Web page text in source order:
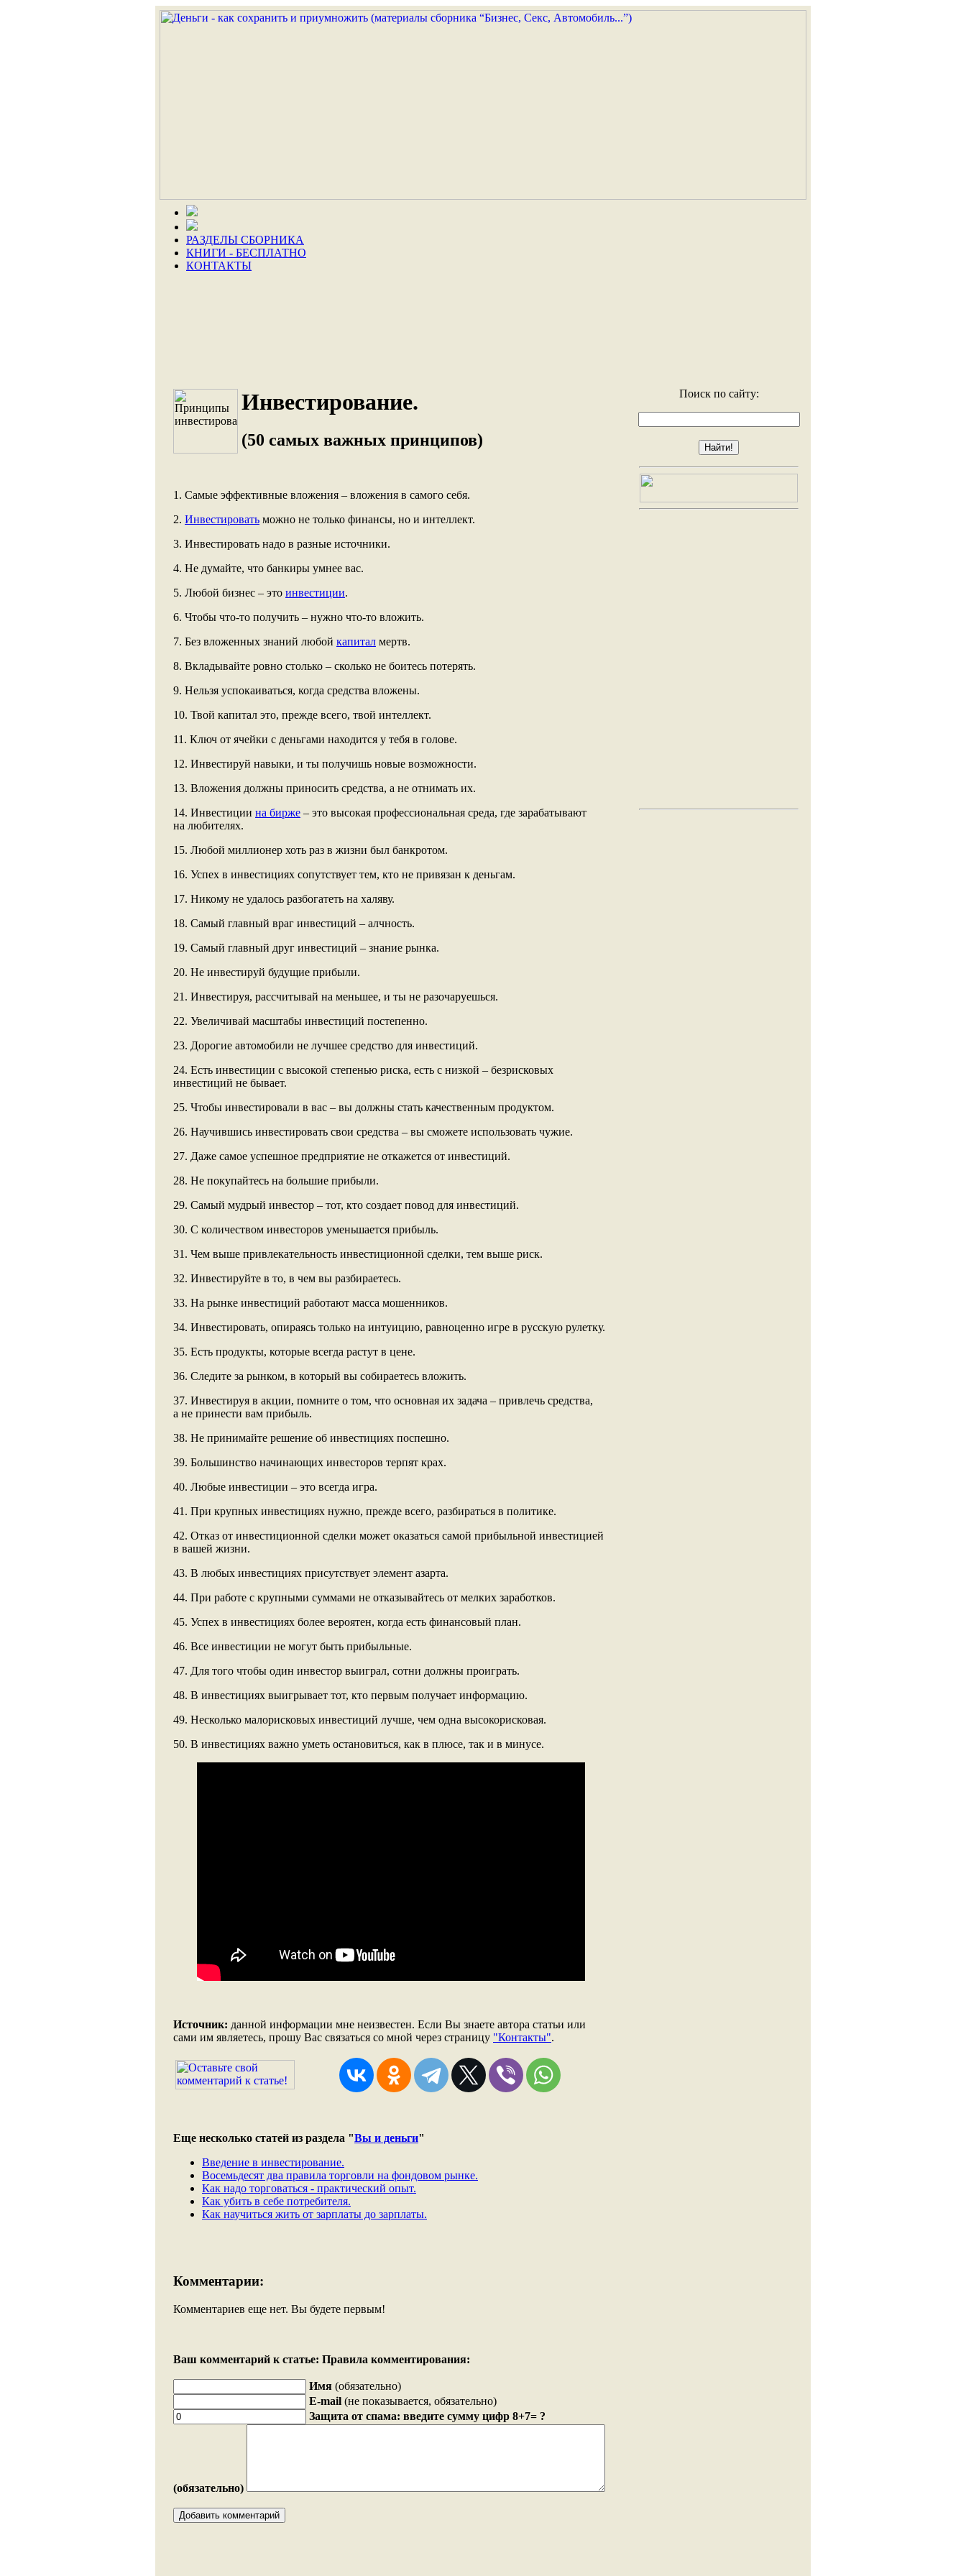
РАЗДЕЛЫ СБОРНИКА
КНИГИ - БЕСПЛАТНО
КОНТАКТЫ
Инвестирование.
(50 самых важных принципов)
1. Самые эффективные вложения – вложения в самого себя.
2. Инвестировать можно не только финансы, но и интеллект.
3. Инвестировать надо в разные источники.
4. Не думайте, что банкиры умнее вас.
5. Любой бизнес – это инвестиции.
6. Чтобы что-то получить – нужно что-то вложить.
7. Без вложенных знаний любой капитал мертв.
8. Вкладывайте ровно столько – сколько не боитесь потерять.
9. Нельзя успокаиваться, когда средства вложены.
10. Твой капитал это, прежде всего, твой интеллект.
11. Ключ от ячейки с деньгами находится у тебя в голове.
12. Инвестируй навыки, и ты получишь новые возможности.
13. Вложения должны приносить средства, а не отнимать их.
14. Инвестиции на бирже – это высокая профессиональная среда, где зарабатывают
на любителях.
15. Любой миллионер хоть раз в жизни был банкротом.
16. Успех в инвестициях сопутствует тем, кто не привязан к деньгам.
17. Никому не удалось разбогатеть на халяву.
18. Самый главный враг инвестиций – алчность.
19. Самый главный друг инвестиций – знание рынка.
20. Не инвестируй будущие прибыли.
21. Инвестируя, рассчитывай на меньшее, и ты не разочаруешься.
22. Увеличивай масштабы инвестиций постепенно.
23. Дорогие автомобили не лучшее средство для инвестиций.
24. Есть инвестиции с высокой степенью риска, есть с низкой – безрисковых
инвестиций не бывает.
25. Чтобы инвестировали в вас – вы должны стать качественным продуктом.
26. Научившись инвестировать свои средства – вы сможете использовать чужие.
27. Даже самое успешное предприятие не откажется от инвестиций.
28. Не покупайтесь на большие прибыли.
29. Самый мудрый инвестор – тот, кто создает повод для инвестиций.
30. С количеством инвесторов уменьшается прибыль.
31. Чем выше привлекательность инвестиционной сделки, тем выше риск.
32. Инвестируйте в то, в чем вы разбираетесь.
33. На рынке инвестиций работают масса мошенников.
34. Инвестировать, опираясь только на интуицию, равноценно игре в русскую рулетку.
35. Есть продукты, которые всегда растут в цене.
36. Следите за рынком, в который вы собираетесь вложить.
37. Инвестируя в акции, помните о том, что основная их задача – привлечь средства,
а не принести вам прибыль.
38. Не принимайте решение об инвестициях поспешно.
39. Большинство начинающих инвесторов терпят крах.
40. Любые инвестиции – это всегда игра.
41. При крупных инвестициях нужно, прежде всего, разбираться в политике.
42. Отказ от инвестиционной сделки может оказаться самой прибыльной инвестицией
в вашей жизни.
43. В любых инвестициях присутствует элемент азарта.
44. При работе с крупными суммами не отказывайтесь от мелких заработков.
45. Успех в инвестициях более вероятен, когда есть финансовый план.
46. Все инвестиции не могут быть прибыльные.
47. Для того чтобы один инвестор выиграл, сотни должны проиграть.
48. В инвестициях выигрывает тот, кто первым получает информацию.
49. Несколько малорисковых инвестиций лучше, чем одна высокорисковая.
50. В инвестициях важно уметь остановиться, как в плюсе, так и в минусе.
Источник: данной информации мне неизвестен. Если Вы знаете автора статьи или
сами им являетесь, прошу Вас связаться со мной через страницу "Контакты".
Еще несколько статей из раздела "Вы и деньги"
Введение в инвестирование.
Восемьдесят два правила торговли на фондовом рынке.
Как надо торговаться - практический опыт.
Как убить в себе потребителя.
Как научиться жить от зарплаты до зарплаты.
Комментарии:
Комментариев еще нет. Вы будете первым!
Ваш комментарий к статье: Правила комментирования:
Имя (обязательно)
E-mail (не показывается, обязательно)
Защита от спама: введите сумму цифр 8+7= ?
(обязательно)
Поиск по сайту: